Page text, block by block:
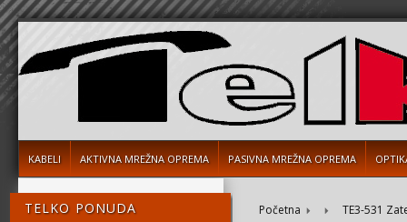
KABELI AKTIVNA MREŽNA OPREMA PASIVNA MREŽNA OPREMA
TELKO PONUDA Početna TE3-531